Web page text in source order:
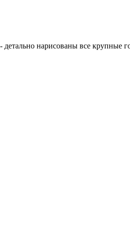
нарисованы все крупные